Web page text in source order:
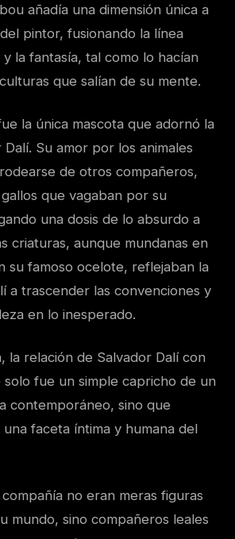
añadía una dimensión única a
pintor, fusionando la línea
la fantasía, tal como lo hacían
que salían de su mente.
la única mascota que adornó la
Su amor por los animales
de otros compañeros,
que vagaban por su
una dosis de lo absurdo a
criaturas, aunque mundanas en
su famoso ocelote, reflejaban la
a trascender las convenciones y
en lo inesperado.
la relación de Salvador Dalí con
solo fue un simple capricho de un
contemporáneo, sino que
faceta íntima y humana del
no eran meras figuras
mundo, sino compañeros leales